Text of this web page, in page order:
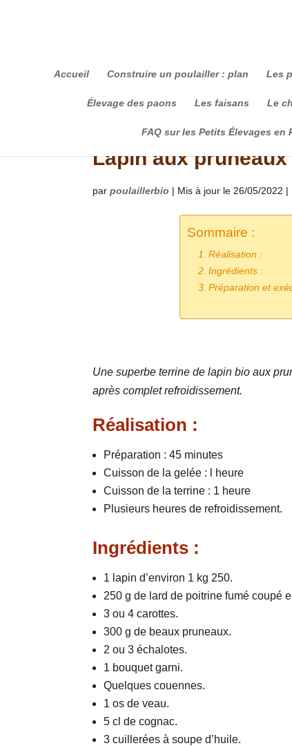
Accueil Construire un poulailler : plan Les
Élevage des paons Les faisans Le
FAQ sur les Petits Élevages en
Lapin aux
parpoulaillerbio | Mis à jour le 26/05/2022
Sommaire :
Réalisation :
Ingrédients :
Préparation et
Une superbe terrine de lapin bio aux
après complet refroidissement.
Réalisation :
Préparation : 45 minutes
Cuisson de la gelée : l heure
Cuisson de la terrine : 1 heure
Plusieurs heures de refroidissement.
Ingrédients :
1 lapin d’environ 1 kg 250.
250 g de lard de poitrine fumé coupé
3 ou 4 carottes.
300 g de beaux pruneaux.
2 ou 3 échalotes.
1 bouquet garni.
Quelques couennes.
1 os de veau.
5 cl de cognac.
3 cuillerées à soupe d’huile.